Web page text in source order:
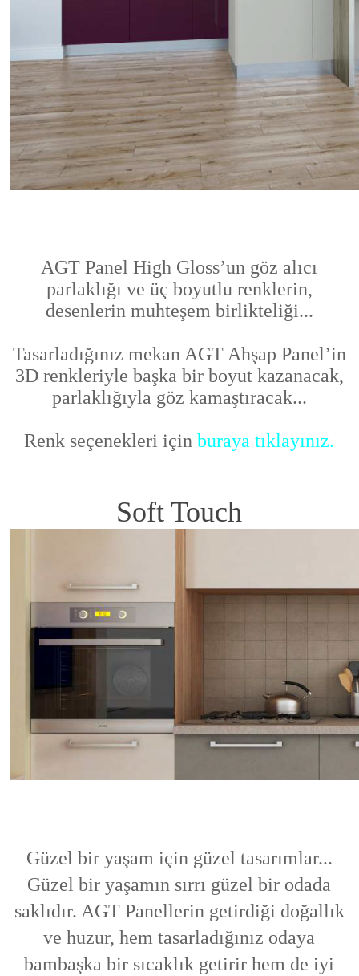
AGT Panel High Gloss’un göz alıcı
parlaklığı ve üç boyutlu renklerin,
desenlerin muhteşem birlikteliği...
Tasarladığınız mekan AGT Ahşap Panel’in
3D renkleriyle başka bir boyut kazanacak,
parlaklığıyla göz kamaştıracak...
Renk seçenekleri içinburaya tıklayınız.
Soft Touch
Güzel bir yaşam için güzel tasarımlar...
Güzel bir yaşamın sırrı güzel bir odada
saklıdır. AGT Panellerin getirdiği doğallık
ve huzur, hem tasarladığınız odaya
bambaşka bir sıcaklık getirir hem de iyi